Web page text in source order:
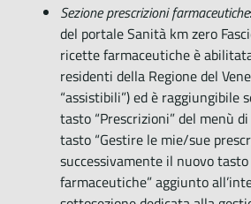
Sezione prescrizioni farmaceutiche
del portale Sanità km zero
ricette farmaceutiche è
residenti della Regione del
“assistibili”) ed è raggiungibile
tasto “Prescrizioni” del menù
tasto “Gestire le mie/sue
successivamente il nuovo
farmaceutiche” aggiunto